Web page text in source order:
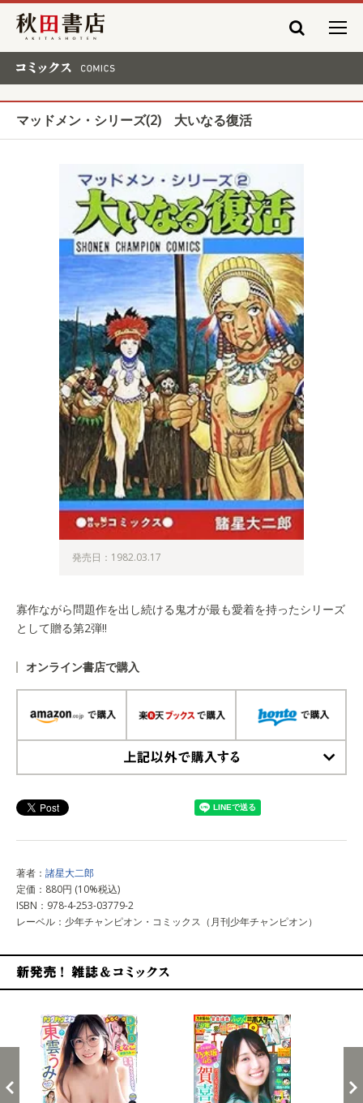
秋田書店
マッドメン・シリーズ(2) 大いなる復活
発売日：1982.03.17
寡作ながら問題作を出し続ける鬼才が最も愛着を持ったシリーズ
として贈る第2弾!!
オンライン書店で購入
著者： 諸星大二郎
定価：880円 (10%税込)
ISBN：978-4-253-03779-2
レーベル：少年チャンピオン・コミックス（月刊少年チャンピオン）